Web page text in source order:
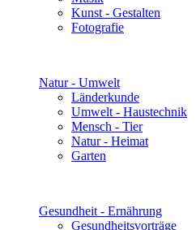
Kunst - Gestalten
Fotografie
Natur - Umwelt
Länderkunde
Umwelt - Haustechnik
Mensch - Tier
Natur - Heimat
Garten
Gesundheit - Ernährung
Gesundheitsvorträge